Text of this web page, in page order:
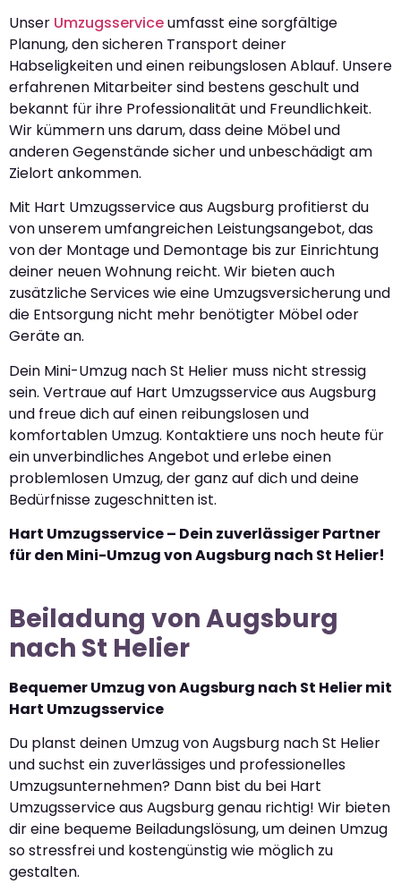
Unser Umzugsserviceumfasst eine sorgfältige
Planung, den sicheren Transport deiner
Habseligkeiten und einen reibungslosen Ablauf. Unsere
erfahrenen Mitarbeiter sind bestens geschult und
bekannt für ihre Professionalität und Freundlichkeit.
Wir kümmern uns darum, dass deine Möbel und
anderen Gegenstände sicher und unbeschädigt am
Zielort ankommen.
Mit Hart Umzugsservice aus Augsburg profitierst du
von unserem umfangreichen Leistungsangebot, das
von der Montage und Demontage bis zur Einrichtung
deiner neuen Wohnung reicht. Wir bieten auch
zusätzliche Services wie eine Umzugsversicherung und
die Entsorgung nicht mehr benötigter Möbel oder
Geräte an.
Dein Mini-Umzug nach St Helier muss nicht stressig
sein. Vertraue auf Hart Umzugsservice aus Augsburg
und freue dich auf einen reibungslosen und
komfortablen Umzug. Kontaktiere uns noch heute für
ein unverbindliches Angebot und erlebe einen
problemlosen Umzug, der ganz auf dich und deine
Bedürfnisse zugeschnitten ist.
Hart Umzugsservice – Dein zuverlässiger Partner
für den Mini-Umzug von Augsburg nach St Helier!
Beiladung von Augsburg
nach St Helier
Bequemer Umzug von Augsburg nach St Helier mit
Hart Umzugsservice
Du planst deinen Umzug von Augsburg nach St Helier
und suchst ein zuverlässiges und professionelles
Umzugsunternehmen? Dann bist du bei Hart
Umzugsservice aus Augsburg genau richtig! Wir bieten
dir eine bequeme Beiladungslösung, um deinen Umzug
so stressfrei und kostengünstig wie möglich zu
gestalten.